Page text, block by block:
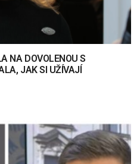
NA DOVOLENOU S
JAK SI UŽÍVAJÍ